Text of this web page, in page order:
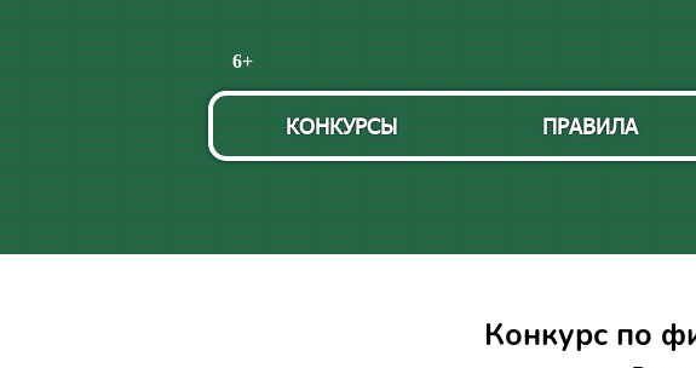
6+
Пропустить
навигацию
КОНКУРСЫ ПРАВИЛА
Конкурс по